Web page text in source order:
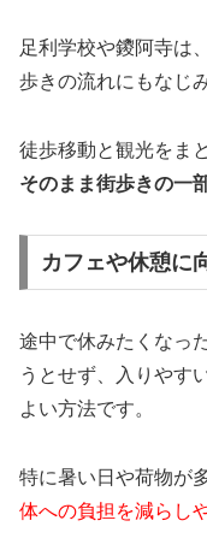
足利学校や鑁阿寺は
歩きの流れにもなじ
徒歩移動と観光をま
そのまま街歩きの一
カフェや休憩に
途中で休みたくなっ
うとせず、入りやす
よい方法です。
特に暑い日や荷物が
体への負担を減らし